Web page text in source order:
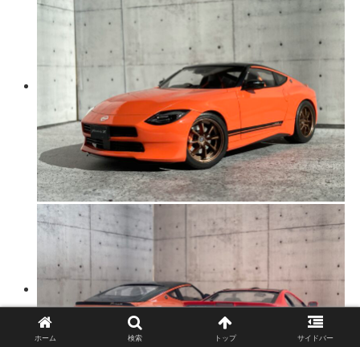
ホーム 検索 トップ サイドバー